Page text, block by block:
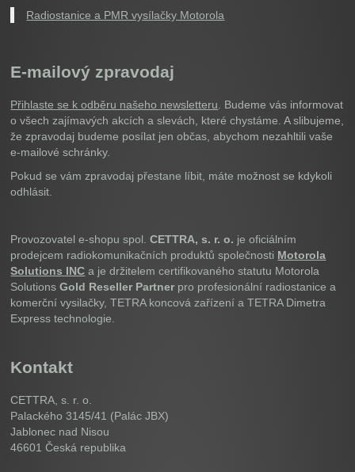
Radiostanice a PMR vysílačky Motorola
E-mailový zpravodaj
Přihlaste se k odběru našeho newsletteru . Budeme vás informovat
o všech zajímavých akcích a slevách, které chystáme. A slibujeme,
že zpravodaj budeme posílat jen občas, abychom nezahltili vaše
e-mailové schránky.
Pokud se vám zpravodaj přestane líbit, máte možnost se kdykoli
odhlásit.
Provozovatel e-shopu spol.CETTRA, s. r. o. je oficiálním
prodejcem radiokomunikačních produktů společnosti Motorola
Solutions INC a je držitelem certifikovaného statutu Motorola
SolutionsGold Reseller Partner pro profesionální radiostanice a
komerční vysilačky, TETRA koncová zařízení a TETRA Dimetra
Express technologie.
Kontakt
CETTRA, s. r. o.
Palackého 3145/41 (Palác JBX)
Jablonec nad Nisou
46601Česká republika